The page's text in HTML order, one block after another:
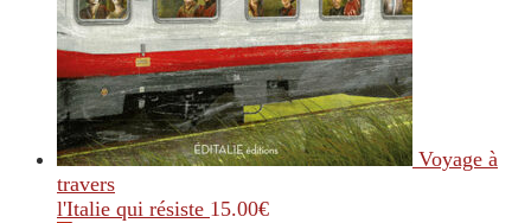
Voyage à
travers
l'Italie qui résiste 15.00€